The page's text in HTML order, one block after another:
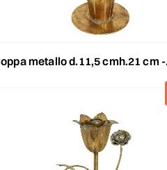
coppa metallo d.11,5 cmh.21 cm -euganea- oro